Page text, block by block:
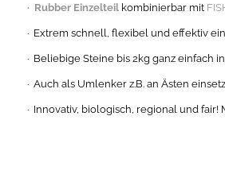
· Rubber Einzelteilkombinierbar mit
· Extrem schnell, flexibel und effektiv
· Beliebige Steine bis 2kg ganz einfach
· Auch als Umlenker z.B. an Ästen
· Innovativ, biologisch, regional und fair!